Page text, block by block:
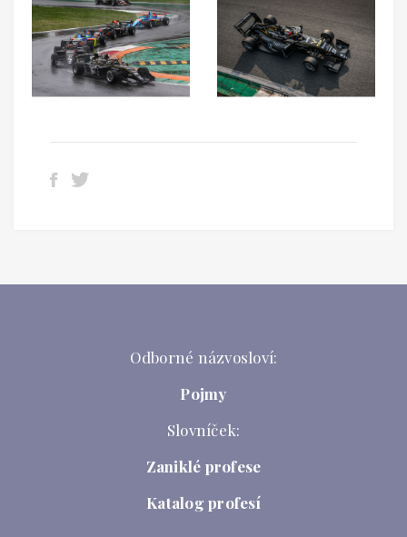
Odborné názvosloví:
Pojmy
Slovníček:
Zaniklé profese
Katalog profesí